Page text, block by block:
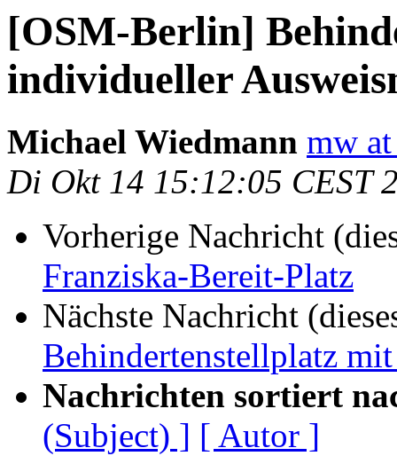
[OSM-Berlin]
individueller
Michael Wiedmann mw
Di Okt 14 15:12:05 CEST
Vorherige Nachricht
Franziska-Bereit-Platz
Nächste Nachricht
Behindertenstellplatz
Nachrichten sortiert
(Subject) ] [ Autor ]